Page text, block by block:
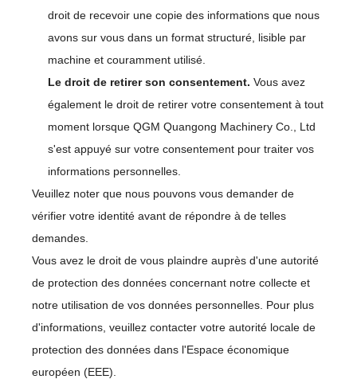
droit de recevoir une copie des informations que nous
avons sur vous dans un format structuré, lisible par
machine et couramment utilisé.
Le droit de retirer son consentement. Vous avez
également le droit de retirer votre consentement à tout
moment lorsque QGM Quangong Machinery Co., Ltd
s'est appuyé sur votre consentement pour traiter vos
informations personnelles.
Veuillez noter que nous pouvons vous demander de
vérifier votre identité avant de répondre à de telles
demandes.
Vous avez le droit de vous plaindre auprès d'une autorité
de protection des données concernant notre collecte et
notre utilisation de vos données personnelles. Pour plus
d'informations, veuillez contacter votre autorité locale de
protection des données dans l'Espace économique
européen (EEE).